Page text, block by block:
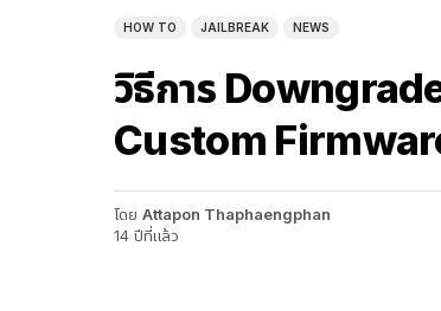
ล่าสุด
HOW TO JAILBREAK NEWS
วิธีการ
Custom
โดย Attapon Thaphaengphan
14 ปีที่แล้ว